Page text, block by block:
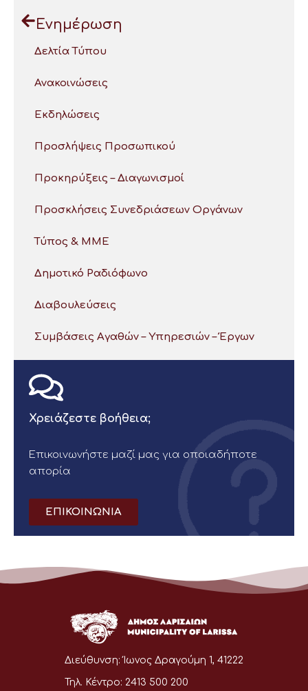
Ενημέρωση
Δελτία Τύπου
Ανακοινώσεις
Εκδηλώσεις
Προσλήψεις Προσωπικού
Προκηρύξεις – Διαγωνισμοί
Προσκλήσεις Συνεδριάσεων Οργάνων
Τύπος & ΜΜΕ
Δημοτικό Ραδιόφωνο
Διαβουλεύσεις
Συμβάσεις Αγαθών – Υπηρεσιών – Έργων
Χρειάζεστε βοήθεια;
Επικοινωνήστε μαζί μας για οποιαδήποτε
απορία
ΕΠΙΚΟΙΝΩΝΙΑ
Διεύθυνση: Ίωνος Δραγούμη 1, 41222
Τηλ. Κέντρο: 2413 500 200